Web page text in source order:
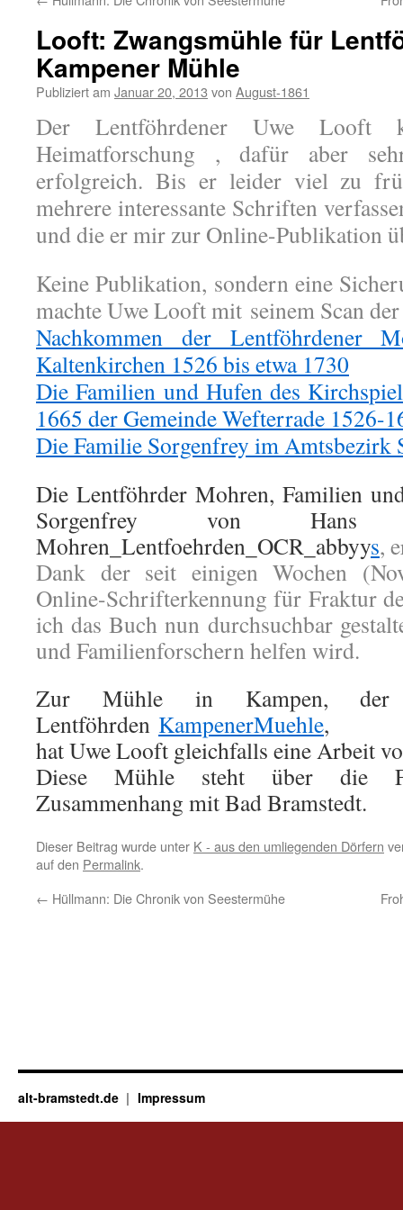
Looft: Zwangsmühle für
Kampener Mühle
Publiziert am Januar 20, 2013 von August-1861
Der Lentföhrdener Uwe Looft
Heimatforschung , dafür aber
erfolgreich. Bis er leider viel zu
mehrere interessante Schriften
und die er mir zur Online-Publikation
Keine Publikation, sondern eine
machte Uwe Looft mit seinem Scan
Nachkommen der Lentföhrdener
Kaltenkirchen 1526 bis etwa 1730
Die Familien und Hufen des
1665 der Gemeinde Wefterrade 1526-
Die Familie Sorgenfrey im Amtsbezirk
Die Lentföhrder Mohren, Familien
Sorgenfrey von
Mohren_Lentfoehrden_OCR_abbyys,
Dank der seit einigen Wochen
Online-Schrifterkennung für Fraktur
ich das Buch nun durchsuchbar
und Familienforschern helfen wird.
Zur Mühle in Kampen, der
Lentföhrden KampenerMuehle,
hat Uwe Looft gleichfalls eine Arbeit
Diese Mühle steht über die
Zusammenhang mit Bad Bramstedt.
Dieser Beitrag wurde unter K - aus den umliegenden Dörfern
auf den Permalink.
← Hüllmann: Die Chronik von Seestermühe
alt-bramstedt.de Impressum